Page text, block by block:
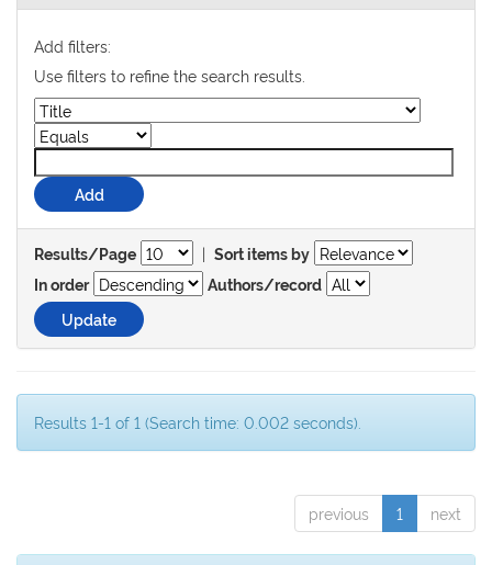
Add filters:
Use filters to refine the search results.
Results/Page | Sort items by
In order
Authors/record
Results 1-1 of 1 (Search time: 0.002 seconds).
previous 1 next